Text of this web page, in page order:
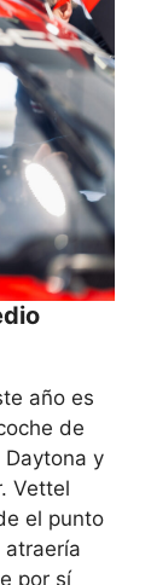
año es
de
y
Vettel
el punto
atraería
por sí